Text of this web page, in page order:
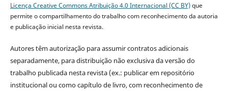
Licença Creative Commons Atribuição 4.0 Internacional (CC BY)que
permite o compartilhamento do trabalho com reconhecimento da autoria
e publicação inicial nesta revista.
Autores têm autorização para assumir contratos adicionais
separadamente, para distribuição não exclusiva da versão do
trabalho publicada nesta revista (ex.: publicar em repositório
institucional ou como capítulo de livro, com reconhecimento de